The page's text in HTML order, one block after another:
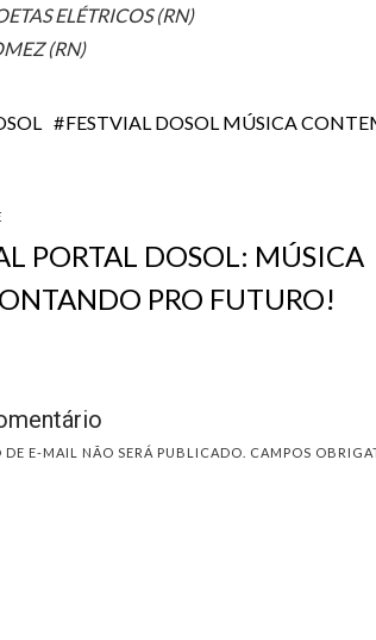
ELÉTRICOS (RN)
(RN)
FESTVIAL DOSOL MÚSICA
PORTAL DOSOL: MÚSICA
PRO FUTURO!
DE E-MAIL NÃO SERÁ PUBLICADO. CAMPOS